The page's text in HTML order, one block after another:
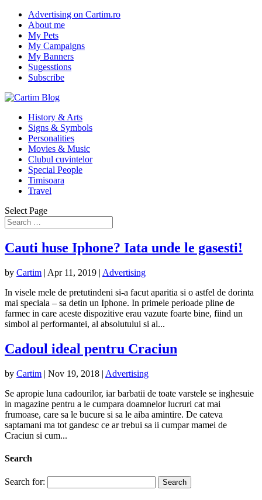
Advertising on Cartim.ro
About me
My Pets
My Campaigns
My Banners
Sugesstions
Subscribe
History & Arts
Signs & Symbols
Personalities
Movies & Music
Clubul cuvintelor
Special People
Timisoara
Travel
Select Page
Cauti huse Iphone? Iata unde le gasesti!
by Cartim | Apr 11, 2019 | Advertising
In visele mele de pretutindeni si-a facut aparitia si o astfel de dorinta
mai speciala – sa detin un Iphone. In primele perioade pline de
farmec in care aceste dispozitive erau vazute foarte bine, fiind un
simbol al performantei, al absolutului si al...
Cadoul ideal pentru Craciun
by Cartim | Nov 19, 2018 | Advertising
Se apropie luna cadourilor, iar barbatii de toate varstele se inghesuie
in magazine pentru a le cumpara doamnelor lucruri cat mai
frumoase, care sa le bucure si sa le aiba amintire. De cateva
saptamani ma tot gandesc ce ar trebui sa ii cumpar mamei de
Craciun si cum...
Search
Search for: